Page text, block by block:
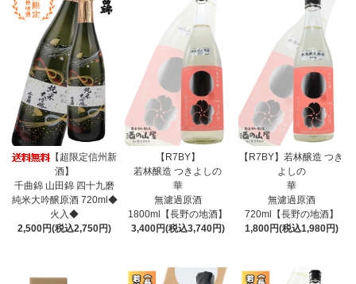
【超限定信州新
酒】
千曲錦 山田錦 四十九磨
純米大吟醸原酒 720ml◆
火入◆
2,500円(税込2,750円)
【R7BY】
若林醸造 つきよしの
華
無濾過原酒
1800ml【長野の地酒】
3,400円(税込3,740円)
【R7BY】若林醸造 つき
よしの
華
無濾過原酒
720ml【長野の地酒】
1,800円(税込1,980円)